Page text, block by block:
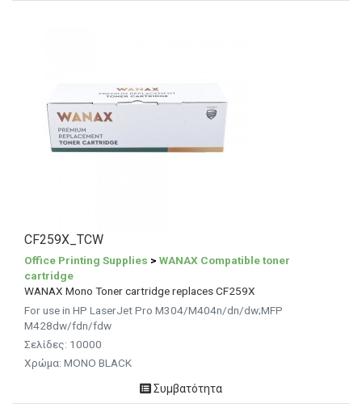
CF259X_TCW
Office Printing Supplies > WANAX Compatible toner
cartridge
WANAX Mono Toner cartridge replaces CF259X
For use in HP LaserJet Pro M304/M404n/dn/dw;MFP
M428dw/fdn/fdw
Σελίδες: 10000
Χρώμα: MONO BLACK
Συμβατότητα